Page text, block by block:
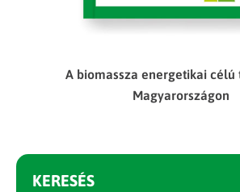
A biomassza energetikai célú
Magyarországon
KERESÉS